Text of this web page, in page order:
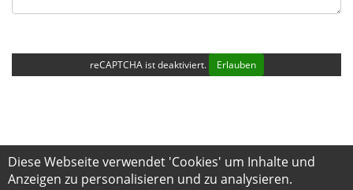
reCAPTCHA ist deaktiviert. Erlauben
Diese Webseite verwendet 'Cookies' um Inhalte und
Anzeigen zu personalisieren und zu analysieren.